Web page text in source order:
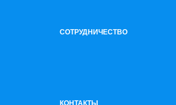
СОТРУДНИЧЕСТВО
КОНТАКТЫ